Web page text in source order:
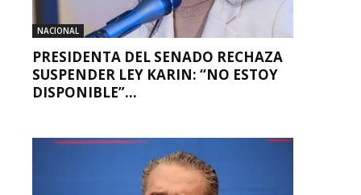
NACIONAL
PRESIDENTA DEL SENADO RECHAZA
SUSPENDER LEY KARIN: “NO ESTOY
DISPONIBLE”...